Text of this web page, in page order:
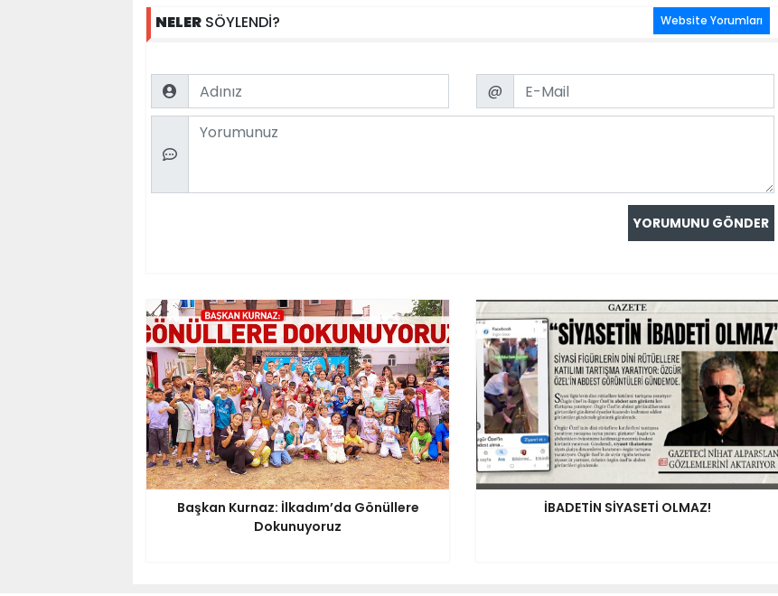
NELER SÖYLENDİ? Website Yorumları
Name Email
@
Comment
Başkan Kurnaz: İlkadım’da Gönüllere
Dokunuyoruz
İBADETİN SİYASETİ OLMAZ!